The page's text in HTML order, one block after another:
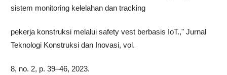
sistem monitoring kelelahan dan tracking
pekerja konstruksi melalui safety vest berbasis IoT.," Jurnal
Teknologi Konstruksi dan Inovasi, vol.
8, no. 2, p. 39–46, 2023.